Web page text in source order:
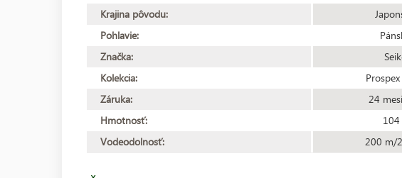
Krajina pôvodu:
Pohlavie:
Značka:
Kolekcia:
Záruka:
24
Hmotnosť:
104
Vodeodolnosť:
200 m/